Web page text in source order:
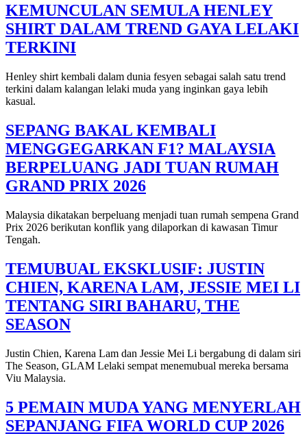
KEMUNCULAN SEMULA HENLEY
SHIRT DALAM TREND GAYA LELAKI
TERKINI
Henley shirt kembali dalam dunia fesyen sebagai salah satu trend
terkini dalam kalangan lelaki muda yang inginkan gaya lebih
kasual.
SEPANG BAKAL KEMBALI
MENGGEGARKAN F1? MALAYSIA
BERPELUANG JADI TUAN RUMAH
GRAND PRIX 2026
Malaysia dikatakan berpeluang menjadi tuan rumah sempena Grand
Prix 2026 berikutan konflik yang dilaporkan di kawasan Timur
Tengah.
TEMUBUAL EKSKLUSIF: JUSTIN
CHIEN, KARENA LAM, JESSIE MEI LI
TENTANG SIRI BAHARU, THE
SEASON
Justin Chien, Karena Lam dan Jessie Mei Li bergabung di dalam siri
The Season, GLAM Lelaki sempat menemubual mereka bersama
Viu Malaysia.
5 PEMAIN MUDA YANG MENYERLAH
SEPANJANG FIFA WORLD CUP 2026